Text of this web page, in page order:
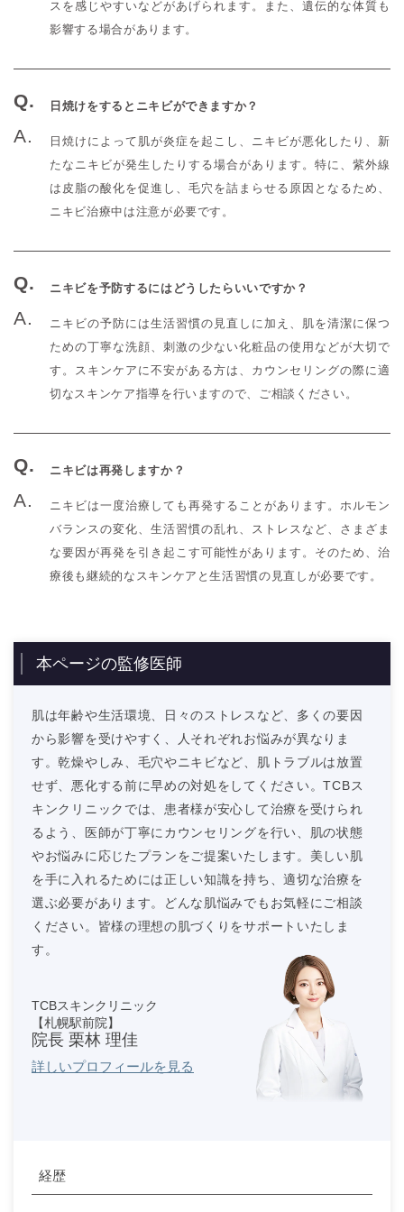
スを感じやすいなどがあげられます。また、遺伝的な体質も
影響する場合があります。
日焼けをするとニキビができますか？
日焼けによって肌が炎症を起こし、ニキビが悪化したり、新
たなニキビが発生したりする場合があります。特に、紫外線
は皮脂の酸化を促進し、毛穴を詰まらせる原因となるため、
ニキビ治療中は注意が必要です。
ニキビを予防するにはどうしたらいいですか？
ニキビの予防には生活習慣の見直しに加え、肌を清潔に保つ
ための丁寧な洗顔、刺激の少ない化粧品の使用などが大切で
す。スキンケアに不安がある方は、カウンセリングの際に適
切なスキンケア指導を行いますので、ご相談ください。
ニキビは再発しますか？
ニキビは一度治療しても再発することがあります。ホルモン
バランスの変化、生活習慣の乱れ、ストレスなど、さまざま
な要因が再発を引き起こす可能性があります。そのため、治
療後も継続的なスキンケアと生活習慣の見直しが必要です。
本ページの監修医師
肌は年齢や生活環境、日々のストレスなど、多くの要因
から影響を受けやすく、人それぞれお悩みが異なりま
す。乾燥やしみ、毛穴やニキビなど、肌トラブルは放置
せず、悪化する前に早めの対処をしてください。TCBス
キンクリニックでは、患者様が安心して治療を受けられ
るよう、医師が丁寧にカウンセリングを行い、肌の状態
やお悩みに応じたプランをご提案いたします。美しい肌
を手に入れるためには正しい知識を持ち、適切な治療を
選ぶ必要があります。どんな肌悩みでもお気軽にご相談
ください。皆様の理想の肌づくりをサポートいたしま
す。
TCBスキンクリニック
【札幌駅前院】
院長 栗林 理佳
詳しいプロフィールを見る
経歴